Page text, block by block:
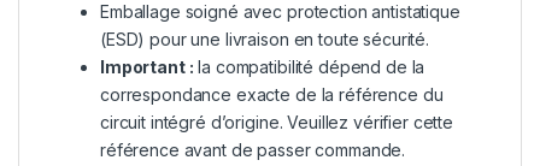
Emballage soigné avec protection antistatique
(ESD) pour une livraison en toute sécurité.
Important : la compatibilité dépend de la
correspondance exacte de la référence du
circuit intégré d’origine. Veuillez vérifier cette
référence avant de passer commande.